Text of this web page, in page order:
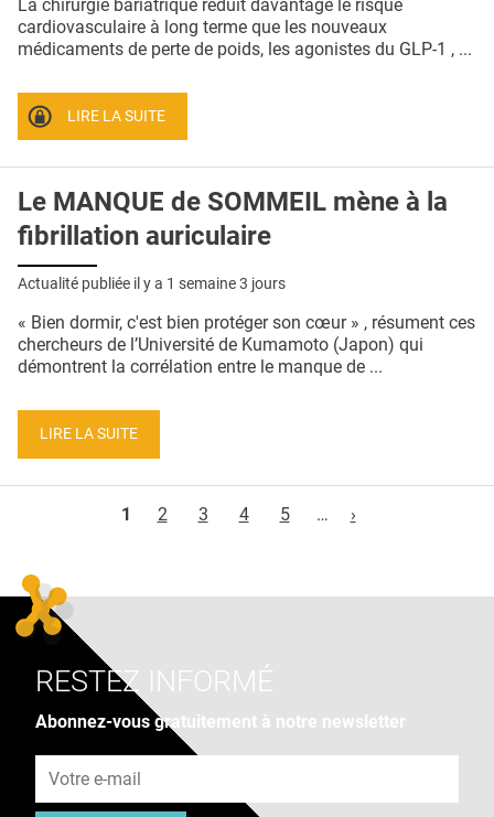
La chirurgie bariatrique réduit davantage le risque
cardiovasculaire à long terme que les nouveaux
médicaments de perte de poids, les agonistes du GLP-1 , ...
LIRE LA SUITE
Le MANQUE de SOMMEIL mène à la
fibrillation auriculaire
Actualité publiée il y a 1 semaine 3 jours
« Bien dormir, c'est bien protéger son cœur » , résument ces
chercheurs de l’Université de Kumamoto (Japon) qui
démontrent la corrélation entre le manque de ...
LIRE LA SUITE
1
2 3 4 5 … ›
RESTEZ INFORMÉ
Abonnez-vous gratuitement à notre newsletter